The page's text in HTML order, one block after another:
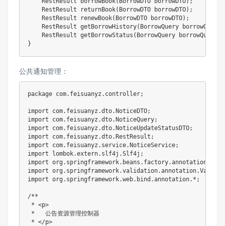
RestResult
returnBook( BorrowDTO borrowDTO) ;
RestResult
renewBook( BorrowDTO borrowDTO) ;
RestResult getBorrowHistory( BorrowQuery borrowQuery
RestResult getBorrowStatus ( BorrowQuery borrowQuery
}
公共通知管理：
package com. feisuanyz . controller;
import com. feisuanyz .dto. NoticeDTO;
import
com. feisuanyz .dto. NoticeQuery;
import
com. feisuanyz .dto. NoticeUpdateStatusDTO;
import
com. feisuanyz .dto. RestResult ;
import
com. feisuanyz . service. NoticeService;
import
lombok.extern. slf4j .Slf4j ;
import org . springframework. beans . factory.annotation
import org . springframework.validation.annotation.
import org . springframework.web. bind .annotation. * ;
/**
* <p>
*   公告资源管理控制器
* </p>